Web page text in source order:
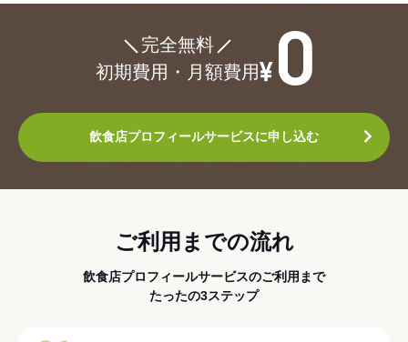
完全無料
初期費用・月額費用
飲食店プロフィールサービスに申し込む
ご利用までの流れ
飲食店プロフィールサービスのご利用まで
たったの3ステップ